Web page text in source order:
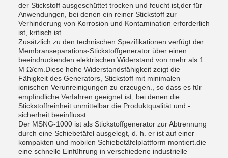
der Stickstoff ausgeschüttet trocken und feucht ist,der für
Anwendungen, bei denen ein reiner Stickstoff zur
Verhinderung von Korrosion und Kontamination erforderlich
ist, kritisch ist.
Zusätzlich zu den technischen Spezifikationen verfügt der
Membranseparations-Stickstoffgenerator über einen
beeindruckenden elektrischen Widerstand von mehr als 1
M Ω/cm.Diese hohe Widerstandsfähigkeit zeigt die
Fähigkeit des Generators, Stickstoff mit minimalen
ionischen Verunreinigungen zu erzeugen., so dass es für
empfindliche Verfahren geeignet ist, bei denen die
Stickstoffreinheit unmittelbar die Produktqualität und -
sicherheit beeinflusst.
Der MSNG-1000 ist als Stickstoffgenerator zur Abtrennung
durch eine Schiebetäfel ausgelegt, d. h. er ist auf einer
kompakten und mobilen Schiebetäfelplattform montiert.die
eine schnelle Einführung in verschiedene industrielle